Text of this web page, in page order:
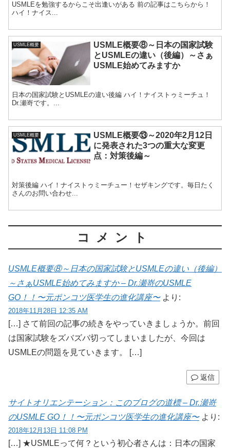
USMLEを勉強するからこそ出逢いがある 前の記事はこちらから！
ハイ！ナイス...
USMLE概要
USMLE概要⑧～日本の国家試験
とUSMLEの違い（後編）～さぁ
USMLE始めてみますか
日本の国家試験とUSMLEの違い後編 ハイ！ナイストゥミーチュ！
Dr.瀬嵜です。...
USMLE概要
USMLE概要⑬～2020年2月12日
に発表された3つの重大な変更
点：対策後編～
対策後編 ハイ！ナイストゥミーチュー！セザキングです。毎日たく
さんのお問い合わせ...
コメント
USMLE概要⑧～日本の国家試験とUSMLEの違い（後編）
～さぁUSMLE始めてみますか – Dr.瀬嵜のUSMLE
GO！！〜元ポンコツ医学生の進化講座〜 より:
2018年11月28日 12:35 AM
[…] さて前回の記事の続きをやっていきましょうか。前回
は国家試験をズバズバ切ってしまいましたが、今回は
USMLEの問題を見ていきます。 […]
返信
サイトオリエンテーション：このブログの道標 – Dr.瀬嵜
のUSMLE GO！！〜元ポンコツ医学生の進化講座〜 より:
2018年12月13日 11:08 PM
[…] ★USMLEって何？という初心者さんは：日本の国家